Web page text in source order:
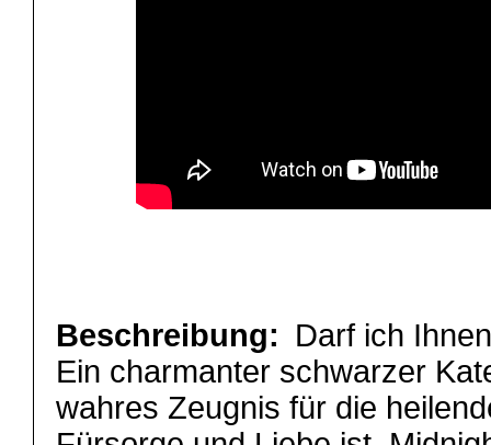
Beschreibung: Darf ich
Ein charmanter schwarzer
wahres Zeugnis für die